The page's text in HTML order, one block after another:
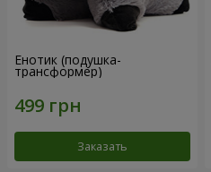
Енотик (подушка-
трансформер)
Заказать